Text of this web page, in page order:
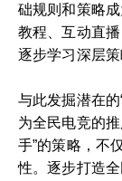
础规则和策略
教程、互动直
逐步学习深层策
与此发掘潜在的
为全民电竞的
手”的策略，不
性。逐步打造